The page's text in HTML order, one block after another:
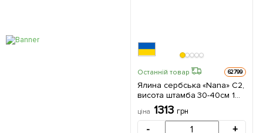
Останній товар 62799
Ялина сербська «Nana» С2,
висота штамба 30-40см 1
саджанець в упаковці
ціна 1313 грн
- +